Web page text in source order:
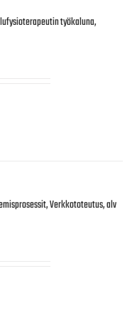
työkaluna,
Verkkototeutus, alv